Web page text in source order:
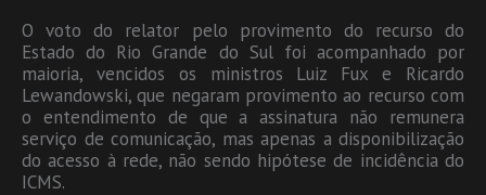
O voto do relator pelo provimento do recurso do
Estado do Rio Grande do Sul foi acompanhado por
maioria, vencidos os ministros Luiz Fux e Ricardo
Lewandowski, que negaram provimento ao recurso com
o entendimento de que a assinatura não remunera
serviço de comunicação, mas apenas a disponibilização
do acesso à rede, não sendo hipótese de incidência do
ICMS.